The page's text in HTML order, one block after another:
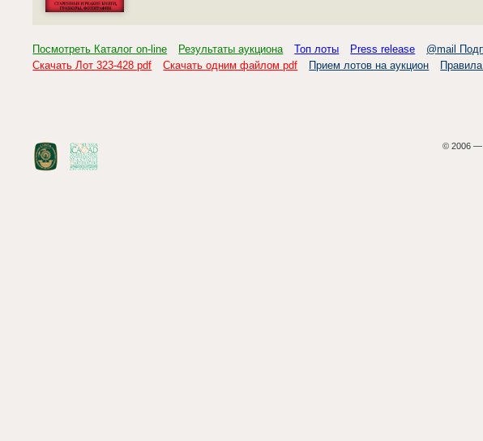
Посмотреть Каталог on-line Результаты аукциона Топ лоты Press release @mail
Скачать Лот 323-428 pdf
Скачать одним файлом pdf Прием лотов на аукцион
© 2006 —